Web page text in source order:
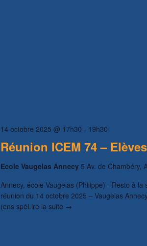
Réunion ICEM 74 –
14 octobre 2025 @ 17h30 - 19h30
Ecole Vaugelas Annecy 5 Av. de Chambéry,
Annecy, école Vaugelas (Philippe) - Resto à
réunion du 14 octobre 2025 – Vaugelas
(ens spéLire la suite →